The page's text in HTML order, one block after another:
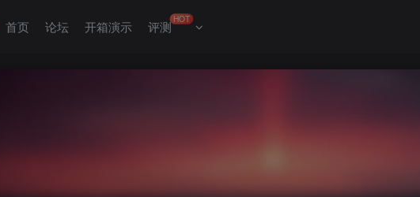
首页 论坛 开箱演示 评测 HOT